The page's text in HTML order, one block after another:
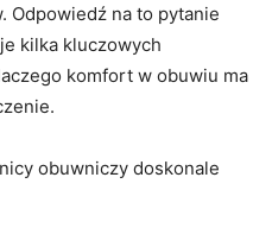
Odpowiedź na to pytanie
kilka kluczowych
komfort w obuwiu ma
obuwniczy doskonale